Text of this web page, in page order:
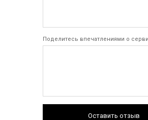
Поделитесь впечатлениями о
Оставить отзыв